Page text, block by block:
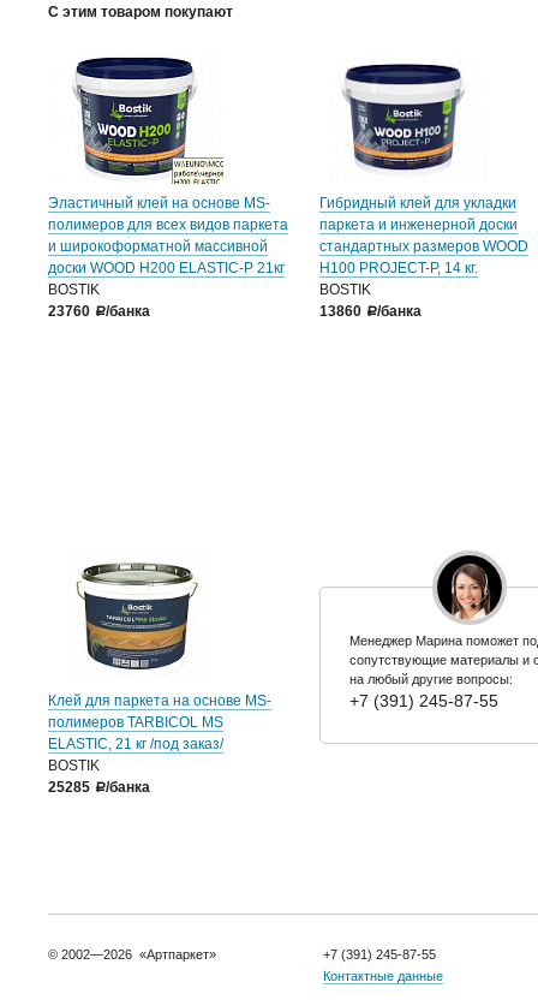
С этим товаром покупают
Эластичный клей на основе MS-
полимеров для всех видов паркета
и широкоформатной массивной
доски WOOD H200 ELASTIC-P 21кг
BOSTIK
23760
a/банка
Гибридный клей для укладки
паркета и инженерной доски
стандартных размеров WOOD
H100 PROJECT-P, 14 кг.
BOSTIK
13860
a/банка
Клей для паркета на основе MS-
полимеров TARBICOL MS
ELASTIC, 21 кг /под заказ/
BOSTIK
25285
a/банка
Менеджер Марина поможет
сопутствующие материалы и
на любый другие вопросы:
+7 (391) 245-87-55
© 2002—2026 «Артпаркет»
+7 (391) 245-87-55
Контактные данные